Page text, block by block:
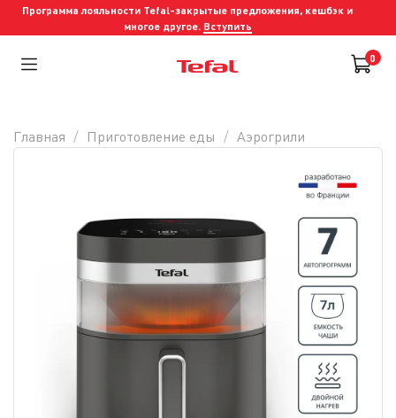
Программа лояльности Tefal-закрытые предложения, кешбэк и
многое другое. Вступить
0
Главная Приготовление еды Аэрогрили